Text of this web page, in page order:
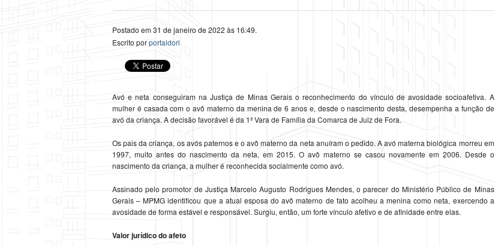
Postado em 31 de janeiro de 2022 às 16:49.
Escrito porportaldori
Avó e neta conseguiram na Justiça de Minas Gerais o reconhecimento do vínculo de avosidade socioafetiva. A
mulher é casada com o avô materno da menina de 6 anos e, desde o nascimento desta, desempenha a função de
avó da criança. A decisão favorável é da 1ª Vara de Família da Comarca de Juiz de Fora.
Os pais da criança, os avós paternos e o avô materno da neta anuíram o pedido. A avó materna biológica morreu em
1997, muito antes do nascimento da neta, em 2015. O avô materno se casou novamente em 2006. Desde o
nascimento da criança, a mulher é reconhecida socialmente como avó.
Assinado pelo promotor de Justiça Marcelo Augusto Rodrigues Mendes, o parecer do Ministério Público de Minas
Gerais – MPMG identificou que a atual esposa do avô materno de fato acolheu a menina como neta, exercendo a
avosidade de forma estável e responsável. Surgiu, então, um forte vínculo afetivo e de afinidade entre elas.
Valor jurídico do afeto